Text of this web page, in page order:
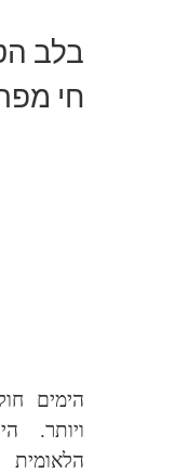
בלב
חי
הימים
ויותר.